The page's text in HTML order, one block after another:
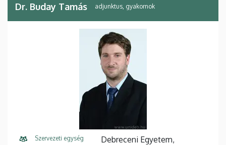
Dr. Buday Tamás adjunktus, gyakornok
Szervezeti egység
Debreceni Egyetem,